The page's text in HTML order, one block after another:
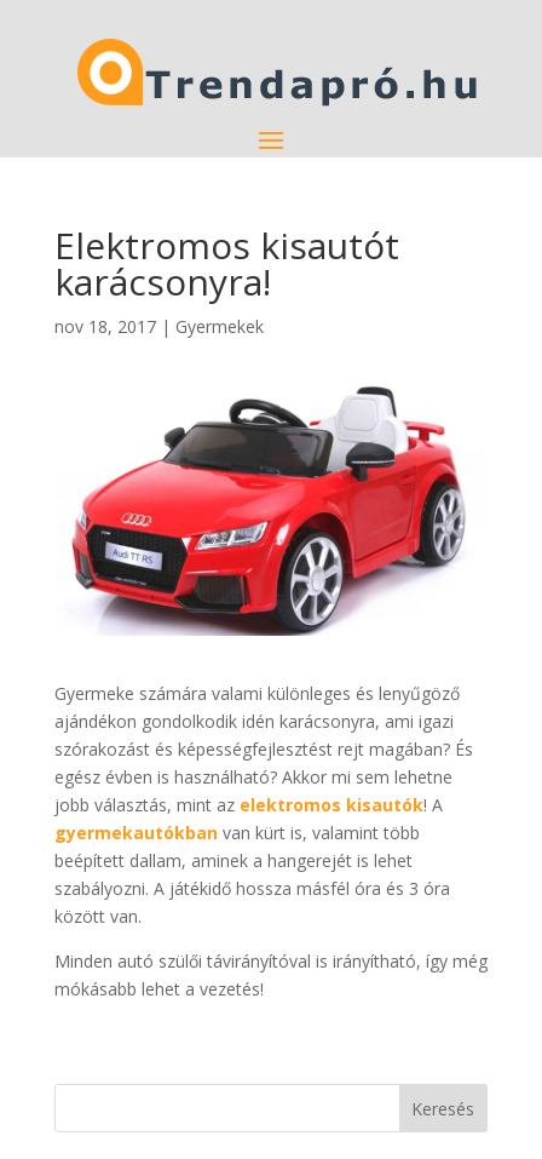
Elektromos kisautót
karácsonyra!
nov 18, 2017| Gyermekek
Gyermeke számára valami különleges és lenyűgöző
ajándékon gondolkodik idén karácsonyra, ami igazi
szórakozást és képességfejlesztést rejt magában? És
egész évben is használható? Akkor mi sem lehetne
jobb választás, mint az elektromos kisautók! A
gyermekautókbanvan kürt is, valamint több
beépített dallam, aminek a hangerejét is lehet
szabályozni. A játékidő hossza másfél óra és 3 óra
között van.
Minden autó szülői távirányítóval is irányítható, így még
mókásabb lehet a vezetés!